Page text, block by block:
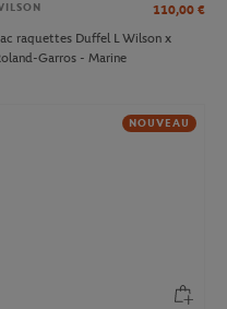
110,00 €
raquettes Duffel L Wilson x
Garros - Marine
NOUVEAU